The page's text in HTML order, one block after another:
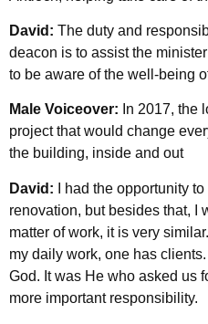
David: The duty and
deacon is to assist the
to be aware of the well-being
Male Voiceover: In 2017, the
project that would change
the building, inside and out
David:
I had the opportunity
renovation, but besides that, I
matter of work, it is very
my daily work, one has
God. It was He who asked us
more important responsibility.